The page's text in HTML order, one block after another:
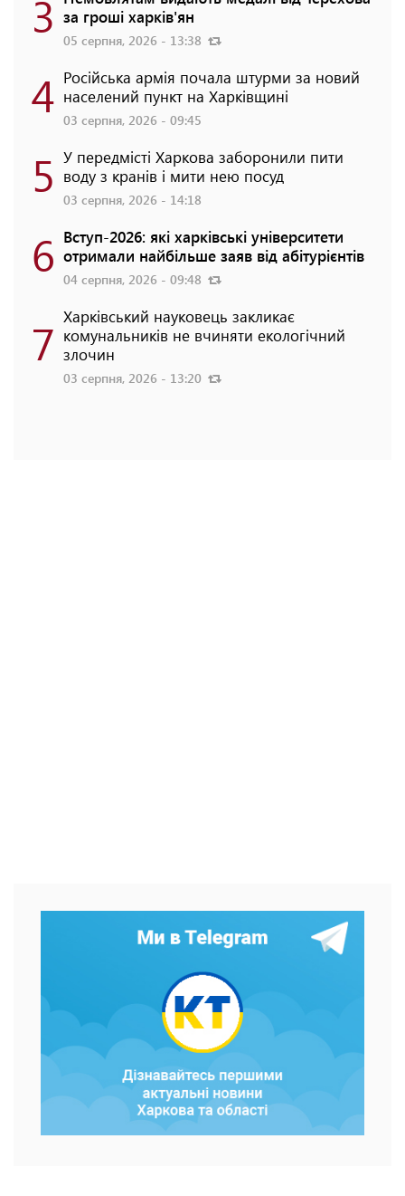
3 за гроші харків'ян
05 серпня, 2026 - 13:38
4 Російська армія почала штурми за новий
населений пункт на Харківщині
03 серпня, 2026 - 09:45
5 У передмісті Харкова заборонили пити
воду з кранів і мити нею посуд
03 серпня, 2026 - 14:18
6 Вступ-2026: які харківські університети
отримали найбільше заяв від абітурієнтів
04 серпня, 2026 - 09:48
7 Харківський науковець закликає
комунальників не вчиняти екологічний
злочин
03 серпня, 2026 - 13:20